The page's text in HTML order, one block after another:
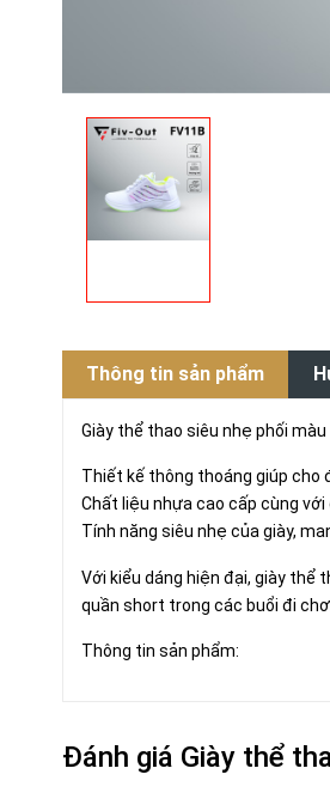
Thông tin sản phẩm
Giày thể thao siêu nhẹ phối
Thiết kế thông thoáng giúp cho
Chất liệu nhựa cao cấp cùng
Tính năng siêu nhẹ của giày,
Với kiểu dáng hiện đại, giày thể
quần short trong các buổi đi
Thông tin sản phẩm:
Đánh giá Giày thể